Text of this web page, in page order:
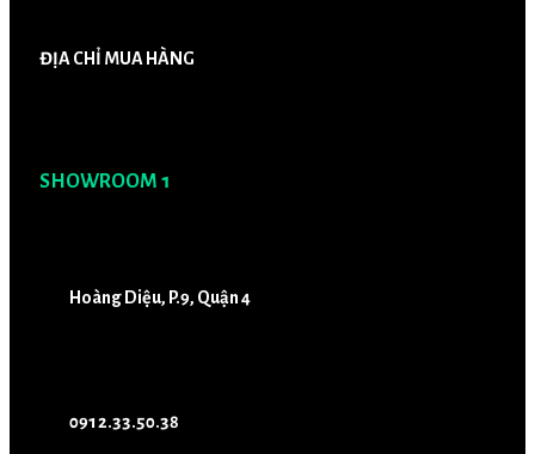
ĐỊA CHỈ MUA HÀNG
SHOWROOM 1
Hoàng Diệu, P.9, Quận 4
0912.33.50.38